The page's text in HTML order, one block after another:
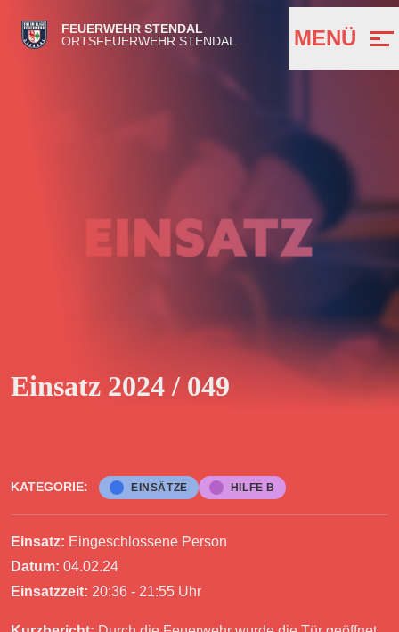
FEUERWEHR STENDAL
ORTSFEUERWEHR STENDAL
MENÜ
Einsatz 2024 / 049
KATEGORIE: EINSÄTZE HILFE B
Einsatz: Eingeschlossene Person
Datum: 04.02.24
Einsatzzeit: 20:36 - 21:55 Uhr